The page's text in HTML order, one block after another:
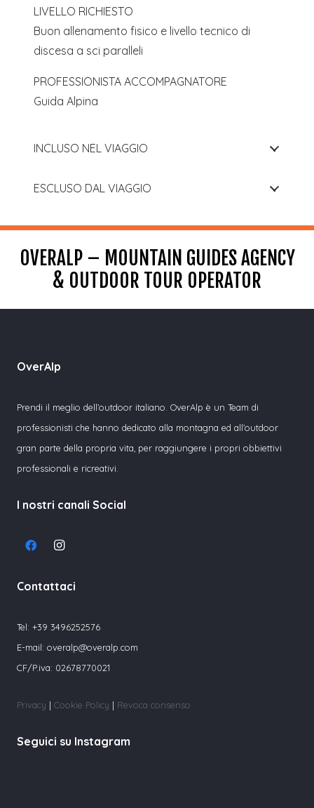
LIVELLO RICHIESTO
Buon allenamento fisico e livello tecnico di
discesa a sci paralleli
PROFESSIONISTA ACCOMPAGNATORE
Guida Alpina
INCLUSO NEL VIAGGIO
ESCLUSO DAL VIAGGIO
OVERALP – MOUNTAIN GUIDES AGENCY
& OUTDOOR TOUR OPERATOR
OverAlp
Prendi il meglio dell’outdoor italiano. OverAlp è un Team di
professionisti che hanno dedicato alla montagna ed all’outdoor
gran parte della propria vita, per raggiungere i propri obbiettivi
professionali e ricreativi.
I nostri canali Social
Contattaci
Tel: +39 3496252576
E-mail: overalp@overalp.com
CF/P.iva: 02678770021
Privacy | Cookie Policy | Revoca consenso
Seguici su Instagram